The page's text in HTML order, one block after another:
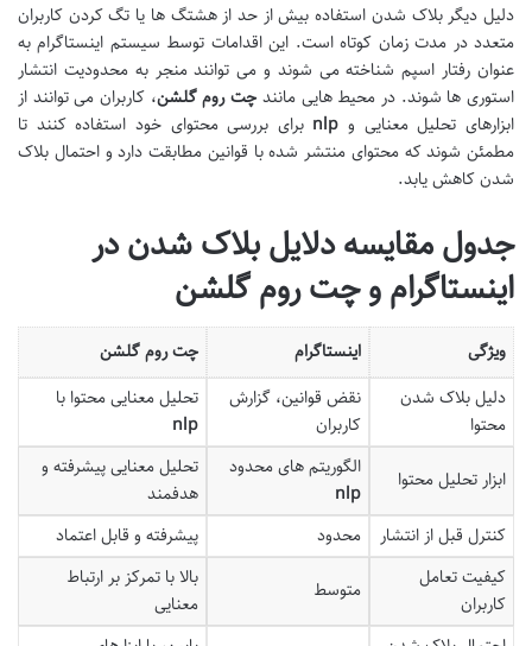
دلیل دیگر بلاک شدن استفاده بیش از حد از هشتگ ها یا تگ کردن کاربران
متعدد در مدت زمان کوتاه است. این اقدامات توسط سیستم اینستاگرام به
عنوان رفتار اسپم شناخته می شوند و می توانند منجر به محدودیت انتشار
استوری ها شوند. در محیط هایی مانند چت روم گلشن، کاربران می توانند از
ابزارهای تحلیل معنایی و nlp برای بررسی محتوای خود استفاده کنند تا
مطمئن شوند که محتوای منتشر شده با قوانین مطابقت دارد و احتمال بلاک
شدن کاهش یابد.
جدول مقایسه دلایل بلاک شدن در
اینستاگرام و چت روم گلشن
ویژگی اینستاگرام
چت روم گلشن
دلیل بلاک شدن
محتوا
نقض قوانین، گزارش
کاربران
تحلیل معنایی محتوا با
nlp
ابزار تحلیل محتوا
الگوریتم های محدود
nlp
تحلیل معنایی پیشرفته و
هدفمند
کنترل قبل از انتشار
محدود
پیشرفته و قابل اعتماد
کیفیت تعامل
کاربران
متوسط
بالا با تمرکز بر ارتباط
معنایی